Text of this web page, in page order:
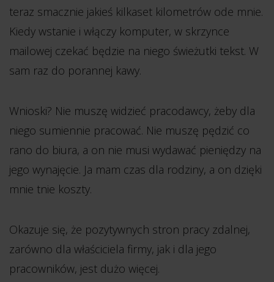
teraz smacznie jakieś kilkaset kilometrów ode mnie.
Kiedy wstanie i włączy komputer, w skrzynce
mailowej czekać będzie na niego świeżutki tekst. W
sam raz do porannej kawy.
Wnioski? Nie muszę widzieć pracodawcy, żeby dla
niego sumiennie pracować. Nie muszę pędzić co
rano do biura, a on nie musi wydawać pieniędzy na
jego wynajęcie. Ja mam czas dla rodziny, a on dzięki
mnie tnie koszty.
Okazuje się, że pozytywnych stron pracy zdalnej,
zarówno dla właściciela firmy, jak i dla jego
pracowników, jest dużo więcej.